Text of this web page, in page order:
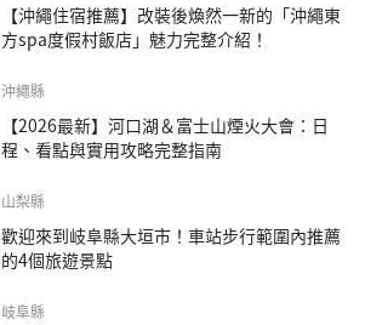
【沖繩住宿推薦】改裝後煥然一新的「沖繩東
方spa度假村飯店」魅力完整介紹！
沖繩縣
【2026最新】河口湖＆富士山煙火大會：日
程、看點與實用攻略完整指南
山梨縣
歡迎來到岐阜縣大垣市！車站步行範圍內推薦
的4個旅遊景點
岐阜縣